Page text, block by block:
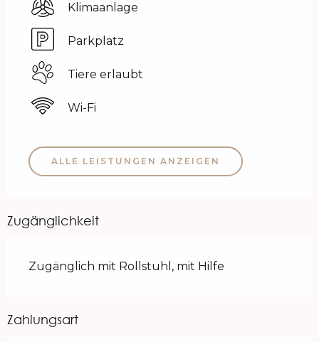
Klimaanlage
Parkplatz
Tiere erlaubt
Wi-Fi
ALLE LEISTUNGEN ANZEIGEN
Zugänglichkeit
Zugänglich mit Rollstuhl, mit Hilfe
Zahlungsart